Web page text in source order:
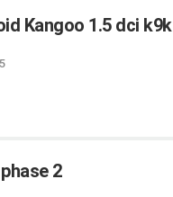
Kangoo 1.5 dci k9k
2